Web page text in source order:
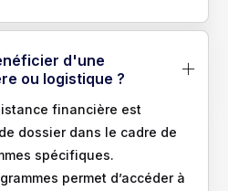
d'une
ou logistique ?
financière est
dossier dans le cadre de
spécifiques.
permet d’accéder à